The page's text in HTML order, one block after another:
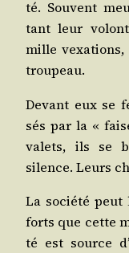
té. Sou­vent
tant leur
mille vexa­tions,
troupeau.
Devant eux se
sés par la «
valets, ils se
silence. Leurs
La socié­té peut
forts que cette
té est source